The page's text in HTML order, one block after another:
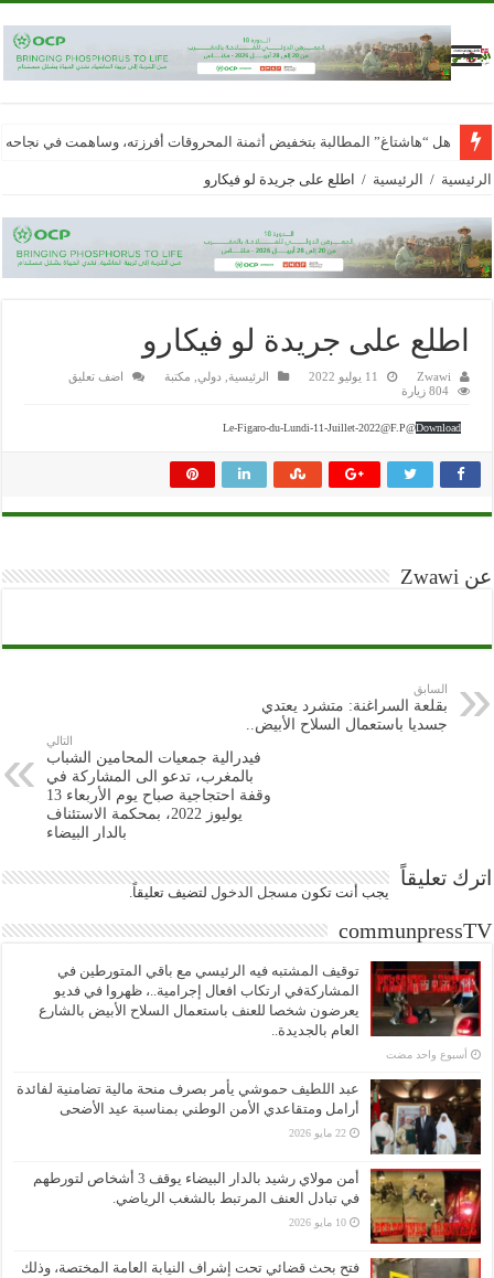
هل “هاشتاغ” المطالبة بتخفيض أثمنة المحروقات أفرزته، وساهمت في
الرئيسية / الرئيسية / اطلع على جريدة لو فيكارو
اطلع على جريدة لو فيكارو
Zwawi 11 يوليو 2022 الرئيسية دولي مكتبة
اضف تعليق
804 زيارة
Le-Figaro-du-Lundi-11-Juillet-2022@F.P@Download
عن Zwawi
السابق
بقلعة السراغنة: متشرد يعتدي
جسديا باستعمال السلاح الأبيض..
التالي
فيدرالية جمعيات المحامين الشباب
بالمغرب، تدعو الى المشاركة في
وقفة احتجاجية صباح يوم الأربعاء 13
يوليوز 2022، بمحكمة الاستئناف
بالدار البيضاء
اترك تعليقاً
يجب أنت تكون مسجل الدخول لتضيف تعليقاً.
communpressTV
توقيف المشتبه فيه الرئيسي مع باقي المتورطين في
المشاركةفي ارتكاب افعال إجرامية..، ظهروا في فديو
يعرضون شخصا للعنف باستعمال السلاح الأبيض بالشارع
العام بالجديدة..
‏أسبوع واحد مضت
عبد اللطيف حموشي يأمر بصرف منحة مالية تضامنية لفائدة
أرامل ومتقاعدي الأمن الوطني بمناسبة عيد الأضحى
22 مايو 2026
أمن مولاي رشيد بالدار البيضاء يوقف 3 أشخاص لتورطهم
في تبادل العنف المرتبط بالشغب الرياضي.
10 مايو 2026
فتح بحث قضائي تحت إشراف النيابة العامة المختصة، وذلك